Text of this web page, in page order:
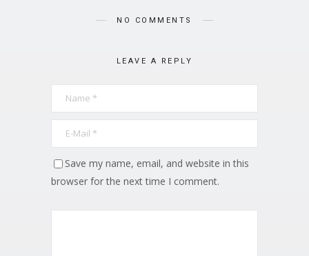
NO COMMENTS
LEAVE A REPLY
Save my name, email, and website in this
browser for the next time I comment.